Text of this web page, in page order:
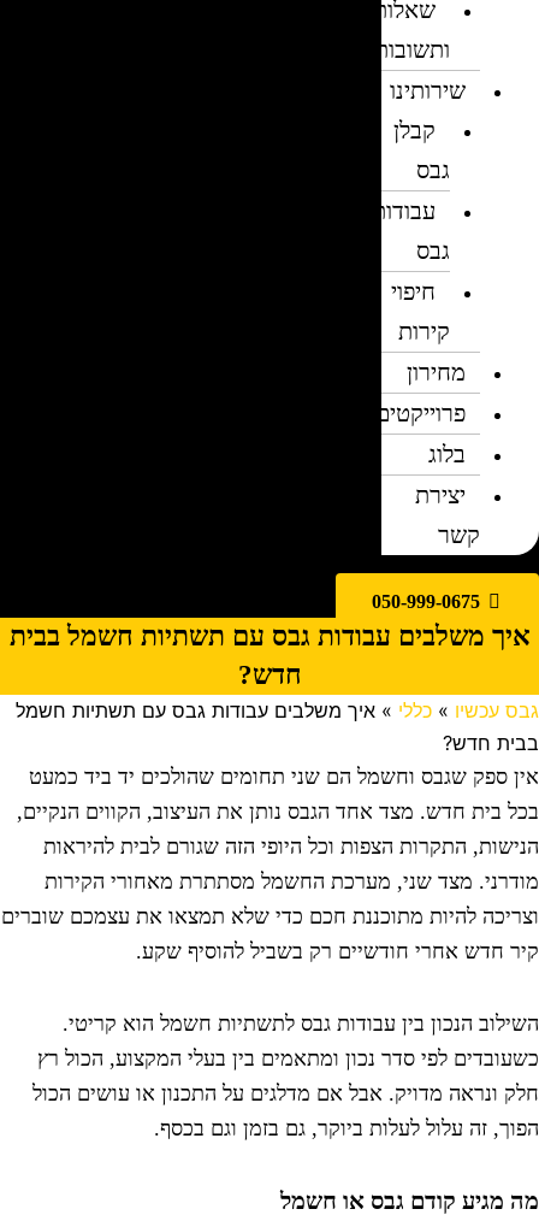
שאלות
ותשובות
שירותינו
קבלן
גבס
עבודות
גבס
חיפוי
קירות
מחירון
פרוייקטים
בלוג
יצירת
קשר
050-999-0675
איך משלבים עבודות גבס עם תשתיות חשמל בבית
חדש?
עכשיו» כללי» איך משלבים עבודות גבס עם תשתיות חשמל
חדש?
ספק שגבס וחשמל הם שני תחומים שהולכים יד ביד כמעט
בית חדש. מצד אחד הגבס נותן את העיצוב, הקווים הנקיים,
התקרות הצפות וכל היופי הזה שגורם לבית להיראות
מצד שני, מערכת החשמל מסתתרת מאחורי הקירות
להיות מתוכננת חכם כדי שלא תמצאו את עצמכם שוברים
חדש אחרי חודשיים רק בשביל להוסיף שקע.
הנכון בין עבודות גבס לתשתיות חשמל הוא קריטי.
לפי סדר נכון ומתאמים בין בעלי המקצוע, הכול רץ
ונראה מדויק. אבל אם מדלגים על התכנון או עושים הכול
זה עלול לעלות ביוקר, גם בזמן וגם בכסף.
מגיע קודם גבס או חשמל